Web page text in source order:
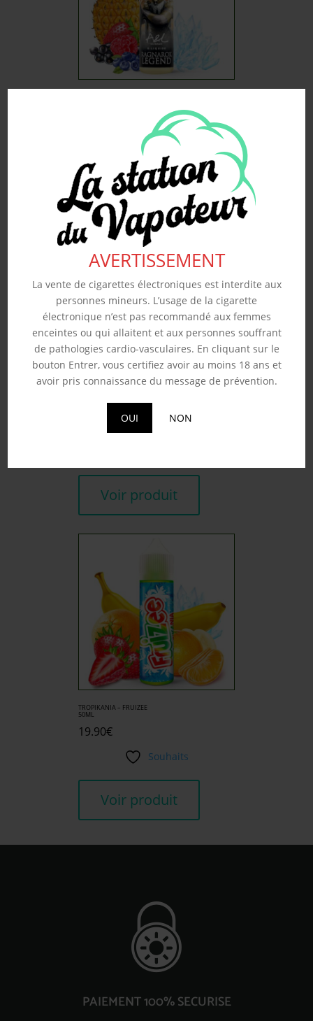
AVERTISSEMENT
La vente de cigarettes électroniques est interdite aux
personnes mineurs. L’usage de la cigarette
électronique n’est pas recommandé aux femmes
enceintes ou qui allaitent et aux personnes souffrant
de pathologies cardio-vasculaires. En cliquant sur le
bouton Entrer, vous certifiez avoir au moins 18 ans et
avoir pris connaissance du message de prévention.
OUI NON
Souhaits
Voir produit
CRAZY MANGO ‘NO
Voir produit
TROPIKANIA – FRUIZEE
50ML
19.90€
Souhaits
Voir produit
PAIEMENT 100% SECURISE